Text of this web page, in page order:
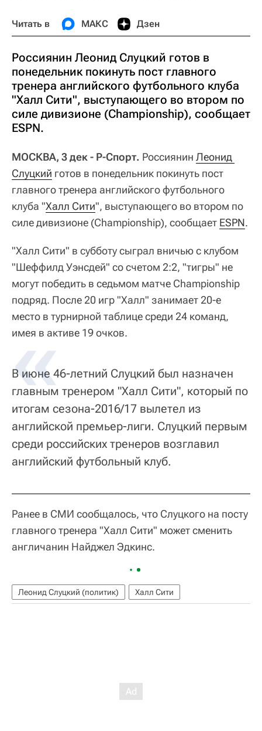
Читать в МАКС Дзен
Россиянин Леонид Слуцкий готов в
понедельник покинуть пост главного
тренера английского футбольного клуба
"Халл Сити", выступающего во втором по
силе дивизионе (Championship), сообщает
ESPN.
МОСКВА, 3 дек - Р-Спорт. Россиянин Леонид
Слуцкий готов в понедельник покинуть пост
главного тренера английского футбольного
клуба "Халл Сити", выступающего во втором по
силе дивизионе (Championship), сообщает ESPN.
"Халл Сити" в субботу сыграл вничью с клубом
"Шеффилд Уэнсдей" со счетом 2:2, "тигры" не
могут победить в седьмом матче Championship
подряд. После 20 игр "Халл" занимает 20-е
место в турнирной таблице среди 24 команд,
имея в активе 19 очков.
В июне 46-летний Слуцкий был назначен
главным тренером "Халл Сити", который по
итогам сезона-2016/17 вылетел из
английской премьер-лиги. Слуцкий первым
среди российских тренеров возглавил
английский футбольный клуб.
Ранее в СМИ сообщалось, что Слуцкого на посту
главного тренера "Халл Сити" может сменить
англичанин Найджел Эдкинс.
Леонид Слуцкий (политик) Халл Сити